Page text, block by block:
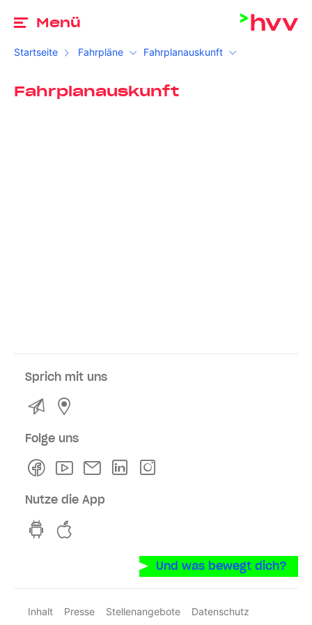
Menü
Startseite Fahrpläne Fahrplanauskunft
Fahrplanauskunft
Sprich mit uns
Kontakt
Folge uns
FacebookYoutubeNewsletterLinkedln
Nutze die App
hvv switch App auf GooglePlay
Und was bewegt dich?
Inhalt Presse Stellenangebote
Datenschutz